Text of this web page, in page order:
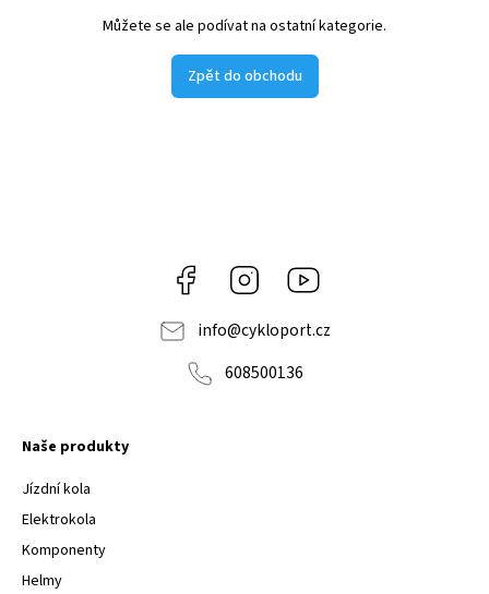
Můžete se ale podívat na ostatní kategorie.
Zpět do obchodu
Facebook Instagram
info@cykloport.cz
608500136
Naše produkty
Jízdní kola
Elektrokola
Komponenty
Helmy